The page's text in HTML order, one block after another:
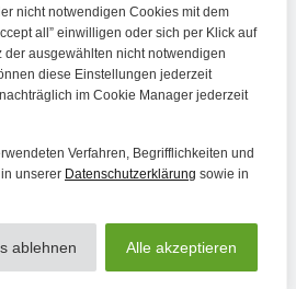
nicht notwendigen Cookies mit dem
all” einwilligen oder sich per Klick auf
der ausgewählten nicht notwendigen
diese Einstellungen jederzeit
im Cookie Manager jederzeit
Verfahren, Begrifflichkeiten und
unserer Datenschutzerklärung sowie in
ablehnen Alle akzeptieren
Alle Artikel
35